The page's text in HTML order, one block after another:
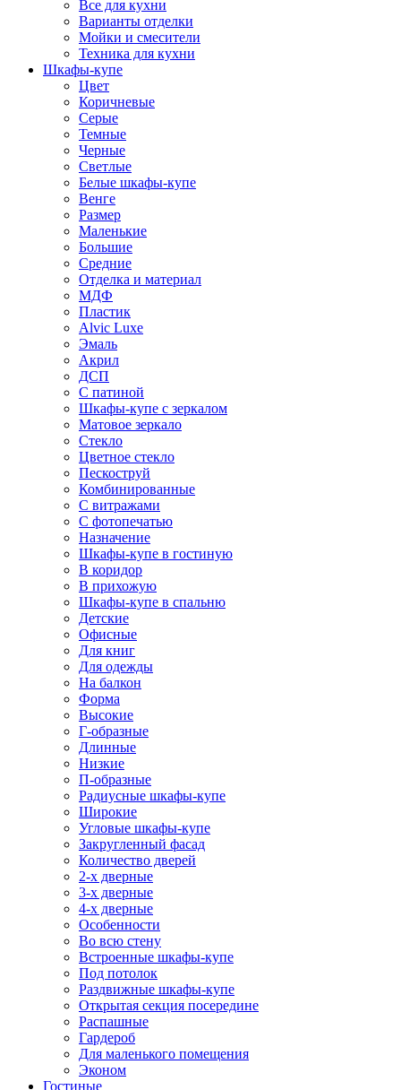
Все для кухни
Варианты отделки
Мойки и смесители
Техника для кухни
Шкафы-купе
Цвет
Коричневые
Серые
Темные
Черные
Светлые
Белые шкафы-купе
Венге
Размер
Маленькие
Большие
Средние
Отделка и материал
МДФ
Пластик
Alvic Luxe
Эмаль
Акрил
ДСП
С патиной
Шкафы-купе с зеркалом
Матовое зеркало
Стекло
Цветное стекло
Пескоструй
Комбинированные
С витражами
С фотопечатью
Назначение
Шкафы-купе в гостиную
В коридор
В прихожую
Шкафы-купе в спальню
Детские
Офисные
Для книг
Для одежды
На балкон
Форма
Высокие
Г-образные
Длинные
Низкие
П-образные
Радиусные шкафы-купе
Широкие
Угловые шкафы-купе
Закругленный фасад
Количество дверей
2-х дверные
3-х дверные
4-х дверные
Особенности
Во всю стену
Встроенные шкафы-купе
Под потолок
Раздвижные шкафы-купе
Открытая секция посередине
Распашные
Гардероб
Для маленького помещения
Эконом
Гостиные